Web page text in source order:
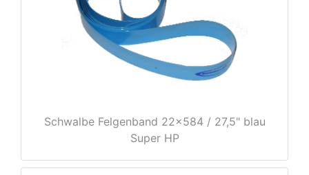
Schwalbe Felgenband 22x584 / 27,5" blau
Super HP